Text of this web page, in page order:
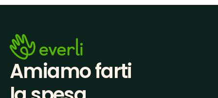
Amiamo farti